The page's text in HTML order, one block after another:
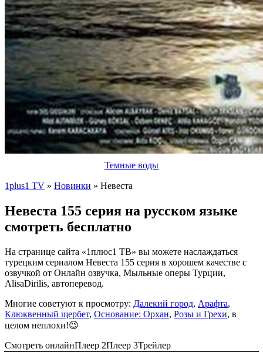
Темные воды
1plus1 TV » Новинки » Невеста
Невеста 155 серия на русском языке
смотреть бесплатно
На странице сайта «1плюс1 ТВ» вы можете наслаждаться
турецким сериалом Невеста 155 серия в хорошем качестве с
озвучкой от Онлайн озвучка, Мыльные оперы Турции,
AlisaDirilis, автоперевод.
Многие советуют к просмотру: Далекий город, Арафта,
Клюквенный щербет, Основание: Орхан, Розы и Грехи, в
целом неплохи!😉
Смотреть онлайнПлеер 2Плеер 3Трейлер